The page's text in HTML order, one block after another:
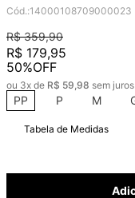
Cód.:14000108709000023
R$ 359,90
R$ 179,95
50%OFF
ou 3x de R$ 59,98 sem juros
PP P M
Tabela de Medidas